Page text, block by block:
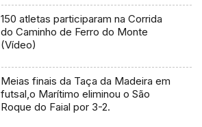
150 atletas participaram na Corrida
do Caminho de Ferro do Monte
(Vídeo)
Meias finais da Taça da Madeira em
futsal,o Marítimo eliminou o São
Roque do Faial por 3-2.